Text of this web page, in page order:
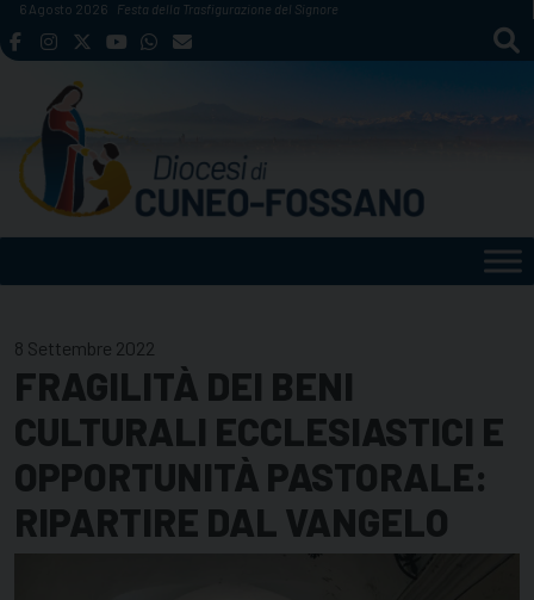
Skip
to
6 Agosto 2026 Festa della Trasfigurazione del Signore
8 Settembre 2022
FRAGILITÀ DEI BENI
CULTURALI ECCLESIASTICI E
OPPORTUNITÀ PASTORALE:
RIPARTIRE DAL VANGELO